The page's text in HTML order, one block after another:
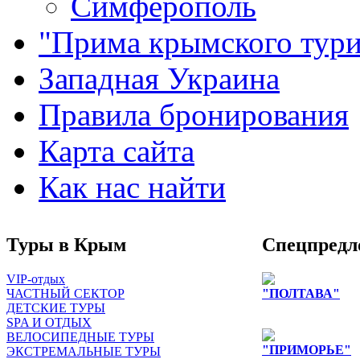
"Прима крымского
Западная Украина
Правила бронирования
Карта сайта
Как нас найти
Туры в Крым
VIP-отдых
ЧАСТНЫЙ СЕКТОР
ДЕТСКИЕ ТУРЫ
SPA И ОТДЫХ
ВЕЛОСИПЕДНЫЕ ТУРЫ
ЭКСТРЕМАЛЬНЫЕ ТУРЫ
"ПОЛТАВА"
"ПРИМОРЬЕ"